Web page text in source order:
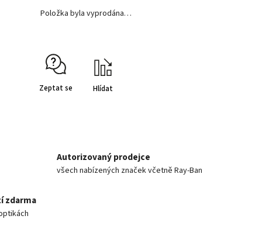
Položka byla vyprodána…
Zeptat se Hlídat
Autorizovaný prodejce
všech nabízených značek včetně Ray-Ban
zdarma